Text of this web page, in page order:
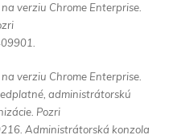
verziu Chrome Enterprise.
verziu Chrome Enterprise.
administrátorskú
Pozri
Administrátorská konzola